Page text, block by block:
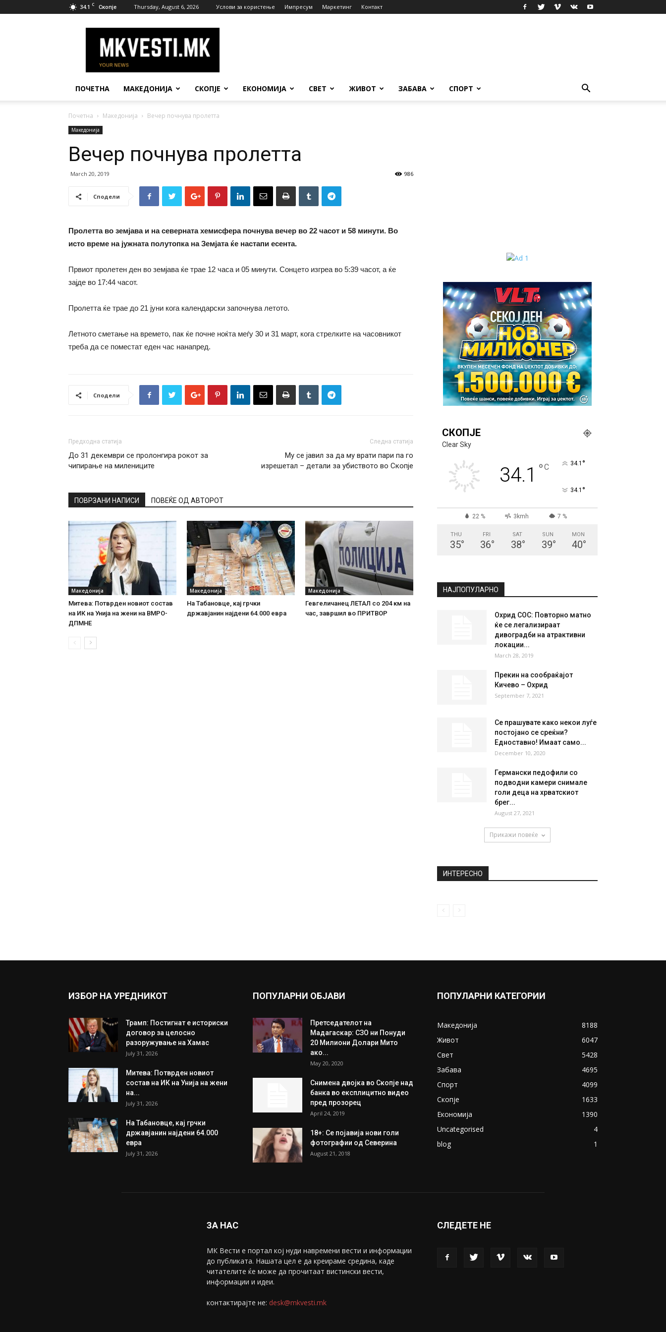
34.1 C Скопје Thursday, August 6, 2026 Услови за користење Импресум Маркетинг Контакт
Вести
ПОЧЕТНА МАКЕДОНИЈА СКОПЈЕ ЕКОНОМИЈА СВЕТ ЖИВОТ ЗАБАВА СПОРТ
Почетна Македонија Вечер почнува пролетта
Македонија
Вечер почнува пролетта
March 20, 2019 986
Сподели
Пролетта во земјава и на северната хемисфера почнува вечер во 22 часот и 58 минути. Во
исто време на јужната полутопка на Земјата ќе настапи есента.
Првиот пролетен ден во земјава ќе трае 12 часа и 05 минути. Сонцето изгреа во 5:39 часот, а ќе
зајде во 17:44 часот.
Пролетта ќе трае до 21 јуни кога календарски започнува летото.
Летното сметање на времето, пак ќе почне ноќта меѓу 30 и 31 март, кога стрелките на часовникот
треба да се поместат еден час нанапред.
Сподели
Предходна статија
До 31 декември се пролонгира рокот за
чипирање на милениците
Следна статија
Му се јавил за да му врати пари па го
изрешетал – детали за убиството во Скопје
ПОВРЗАНИ НАПИСИ ПОВЕЌЕ ОД АВТОРОТ
Македонија
Митева: Потврден новиот состав
на ИК на Унија на жени на ВМРО-
ДПМНЕ
Македонија
На Табановце, кај грчки
државјанин најдени 64.000 евра
Македонија
Гевгеличанец ЛЕТАЛ со 204 км на
час, завршил во ПРИТВОР
СКОПЈЕ
Clear Sky
34.1 °C 34.1 °
34.1 °
22 % 3kmh 7 %
THU
35°
FRI
36°
SAT
38°
SUN
39°
MON
40°
НАЈПОПУЛАРНО
Охрид СОС: Повторно матно
ќе се легализираат
дивоградби на атрактивни
локации...
March 28, 2019
Прекин на сообраќајот
Кичево – Охрид
September 7, 2021
Се прашувате како некои луѓе
постојано се среќни?
Едноставно! Имаат само...
December 10, 2020
Германски педофили со
подводни камери снимале
голи деца на хрватскиот
брег...
August 27, 2021
Прикажи повеќе
ИНТЕРЕСНО
ИЗБОР НА УРЕДНИКОТ
Трамп: Постигнат е историски
договор за целосно
разоружување на Хамас
July 31, 2026
Митева: Потврден новиот
состав на ИК на Унија на жени
на...
July 31, 2026
На Табановце, кај грчки
државјанин најдени 64.000
евра
July 31, 2026
ПОПУЛАРНИ ОБЈАВИ
Претседателот на
Мадагаскар: СЗО ни Понуди
20 Милиони Долари Мито
ако...
May 20, 2020
Снимена двојка во Скопје над
банка во експлицитно видео
пред прозорец
April 24, 2019
18+: Се појавија нови голи
фотографии од Северина
August 21, 2018
ПОПУЛАРНИ КАТЕГОРИИ
Македонија
8188
Живот
6047
Свет
5428
Забава
4695
Спорт
4099
Скопје
1633
Економија
1390
Uncategorised
4
blog
1
ЗА НАС
МК Вести е портал коj нуди навремени вести и информации
до публиката. Нашата цел е да креираме средина, каде
читателите ќе може да прочитаат вистински вести,
информации и идеи.
контактирајте не: desk@mkvesti.mk
СЛЕДЕТЕ НЕ